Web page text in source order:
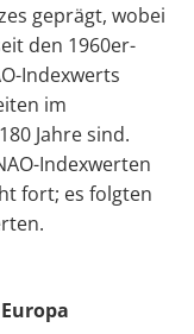
geprägt, wobei
den 1960er-
Indexwerts
im
Jahre sind.
Indexwerten
fort; es folgten